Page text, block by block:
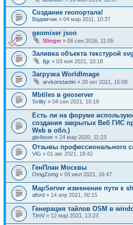
Создание геопортала!
Вадимчик » 04 мар 2011, 10:37
geomixer json
Slinger » 06 сен 2016, 11:05
Заливка объекта текстурой svg
Ilgr » 03 ноя 2021, 10:18
Загрузка WorldImage
arvkonstantin » 20 окт 2021, 15:08
Mbtiles в geoserver
Svility » 04 сен 2021, 10:19
Есть ли на форуме
создания закрытых Веб ГИС
Web в обл.)
gis4ever » 24 мар 2020, 11:23
Отзывы профессионального
ViG » 01 авг 2021, 18:42
ГенПлан Москвы
OmgZomg » 09 июл 2021, 16:47
MapServer изменение пути к
aford » 14 апр 2021, 00:15
Генерация тайлов OSM в
TimV » 12 мар 2021, 13:23